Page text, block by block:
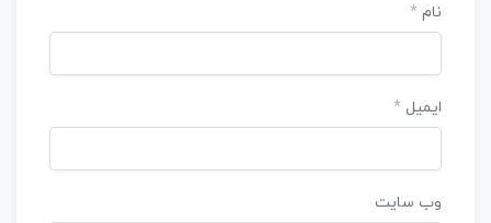
نام *
ایمیل *
وب‌ سایت